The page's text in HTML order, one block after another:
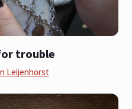
trouble
Leijenhorst